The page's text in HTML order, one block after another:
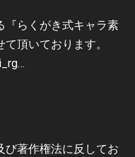
『らくがき式キャラ素
頂いております。
び著作権法に反してお